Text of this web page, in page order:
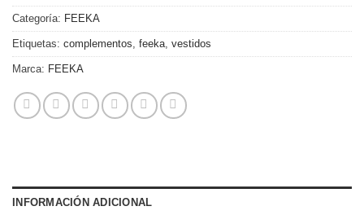
Categoría: FEEKA
Etiquetas: complementos feeka vestidos
Marca: FEEKA
INFORMACIÓN ADICIONAL